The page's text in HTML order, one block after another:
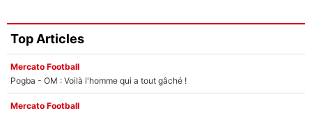
Top Articles
Mercato Football
Pogba - OM : Voilà l'homme qui a tout gâché !
Mercato Football